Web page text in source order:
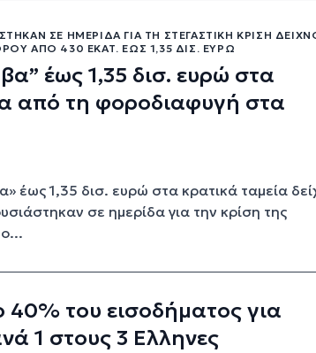
ΣΕ ΗΜΕΡΊΔΑ ΓΙΑ ΤΗ ΣΤΕΓΑΣΤΙΚΉ ΚΡΊΣΗ
ΑΠΌ 430 ΕΚΑΤ. ΈΩΣ 1,35 ΔΙΣ. ΕΥΡΏ
έως 1,35 δισ. ευρώ στα
από τη φοροδιαφυγή στα
έως 1,35 δισ. ευρώ στα κρατικά ταμεία
σε ημερίδα για την κρίση της
40% του εισοδήματος για
1 στους 3 Ελληνες